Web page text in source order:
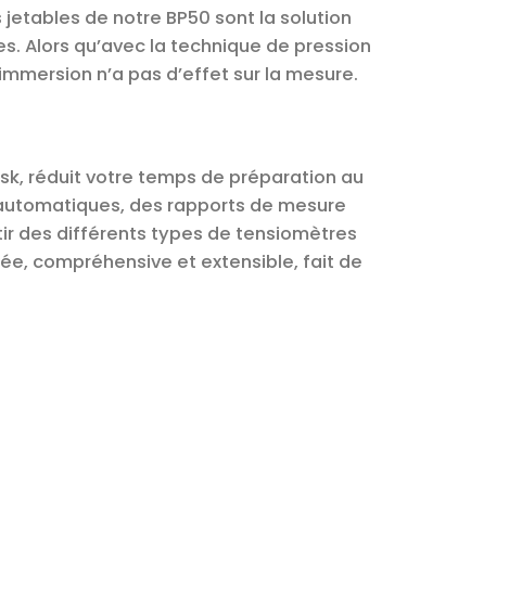
de notre BP50 sont la solution
Alors qu’avec la technique de pression
n’a pas d’effet sur la mesure.
réduit votre temps de préparation au
des rapports de mesure
des différents types de tensiomètres
compréhensive et extensible, fait de